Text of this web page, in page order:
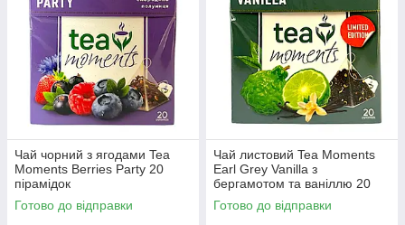
Чай чорний з ягодами Tea
Moments Berries Party 20
пірамідок
Готово до відправки
Чай листовий Tea Moments
Earl Grey Vanilla з
бергамотом та ваніллю 20
пірамідок
Готово до відправки